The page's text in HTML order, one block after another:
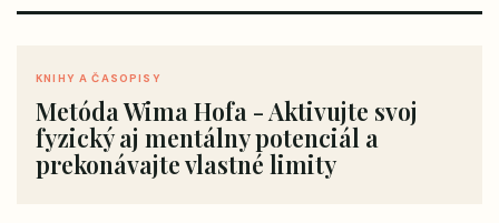
KNIHY A ČASOPISY
Metóda Wima Hofa - Aktivujte svoj
fyzický aj mentálny potenciál a
prekonávajte vlastné limity